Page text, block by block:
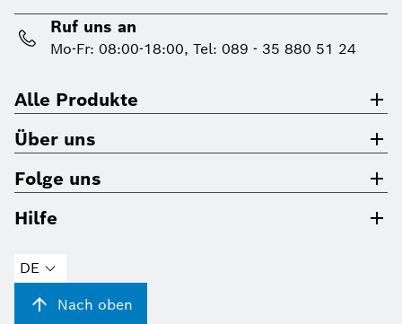
Ruf uns an
Mo-Fr: 08:00-18:00, Tel: 089 - 35 880 51 24
Alle Produkte
Über uns
Folge uns
Hilfe
DE
Nach oben